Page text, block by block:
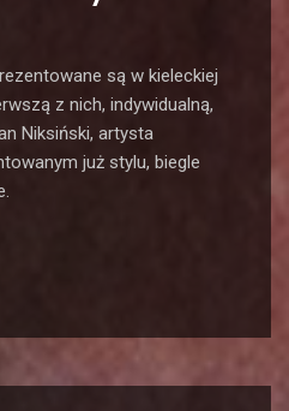
są w kieleckiej
z nich, indywidualną,
Niksiński, artysta
już stylu, biegle